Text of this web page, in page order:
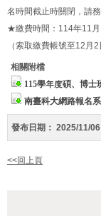
名時間截止時關閉，請
★繳費時間：114年11
（索取繳費帳號至12月
相關附檔
115學年度碩、博士
南臺科大網路報名
發布日期： 2025/11/
<<回上頁